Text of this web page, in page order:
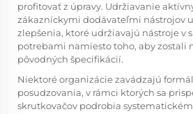
profitovať z úpravy. Udržiavanie
zákazníckymi dodávateľmi nástrojov
zlepšenia, ktoré udržiavajú nástroje v
potrebami namiesto toho, aby zostali
pôvodných špecifikácií.
Niektoré organizácie zavádzajú
posudzovania, v rámci ktorých sa
skrutkovačov podrobia